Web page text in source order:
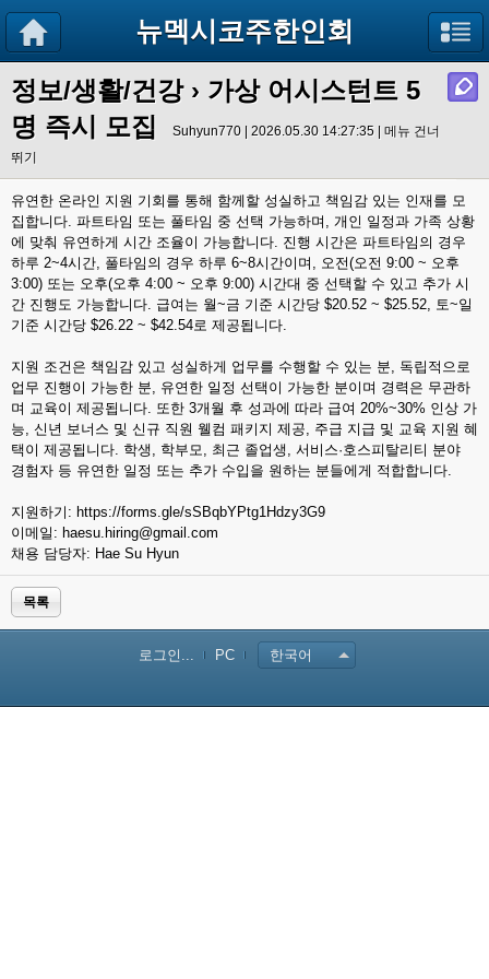
뉴멕시코주한인회
정보/생활/건강› 가상 어시스턴트 5
명 즉시 모집
Suhyun770 | 2026.05.30 14:27:35 | 메뉴 건너
뛰기
유연한 온라인 지원 기회를 통해 함께할 성실하고 책임감 있는 인재를 모
집합니다. 파트타임 또는 풀타임 중 선택 가능하며, 개인 일정과 가족 상황
에 맞춰 유연하게 시간 조율이 가능합니다. 진행 시간은 파트타임의 경우
하루 2~4시간, 풀타임의 경우 하루 6~8시간이며, 오전(오전 9:00 ~ 오후
3:00) 또는 오후(오후 4:00 ~ 오후 9:00) 시간대 중 선택할 수 있고 추가 시
간 진행도 가능합니다. 급여는 월~금 기준 시간당 $20.52 ~ $25.52, 토~일
기준 시간당 $26.22 ~ $42.54로 제공됩니다.
지원 조건은 책임감 있고 성실하게 업무를 수행할 수 있는 분, 독립적으로
업무 진행이 가능한 분, 유연한 일정 선택이 가능한 분이며 경력은 무관하
며 교육이 제공됩니다. 또한 3개월 후 성과에 따라 급여 20%~30% 인상 가
능, 신년 보너스 및 신규 직원 웰컴 패키지 제공, 주급 지급 및 교육 지원 혜
택이 제공됩니다. 학생, 학부모, 최근 졸업생, 서비스·호스피탈리티 분야
경험자 등 유연한 일정 또는 추가 수입을 원하는 분들에게 적합합니다.
지원하기: https://forms.gle/sSBqbYPtg1Hdzy3G9
이메일: haesu.hiring@gmail.com
채용 담당자: Hae Su Hyun
목록
로그인... PC 한국어